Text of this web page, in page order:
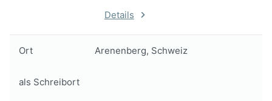
Details
Ort Arenenberg, Schweiz
als Schreibort